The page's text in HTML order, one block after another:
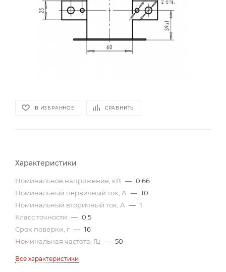
В ИЗБРАННОЕ СРАВНИТЬ
Характеристики
Номинальное напряжение, кВ — 0,66
Номинальный первичный ток, А — 10
Номинальный вторичный ток, А — 1
Класс точности — 0,5
Срок поверки, г — 16
Номинальная частота, Гц — 50
Все характеристики